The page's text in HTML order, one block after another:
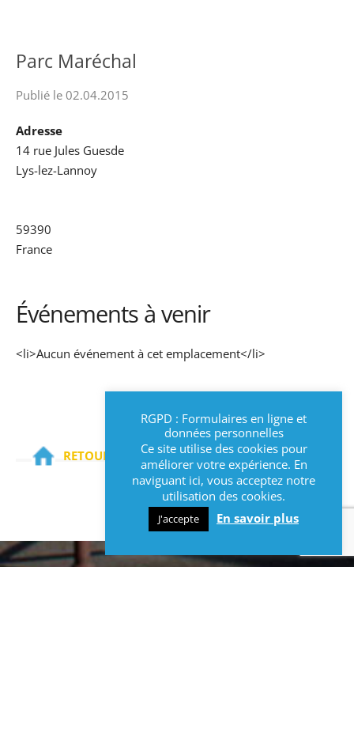
Parc Maréchal
Publié le 02.04.2015
Adresse
14 rue Jules Guesde
Lys-lez-Lannoy
59390
France
Événements à venir
<li>Aucun événement à cet emplacement</li>
RETOURNER SUR LA PAGE D'ACCUEIL
RGPD : Formulaires en ligne et
données personnelles
Ce site utilise des cookies pour
améliorer votre expérience. En
naviguant ici, vous acceptez notre
utilisation des cookies.
J'accepte En savoir plus